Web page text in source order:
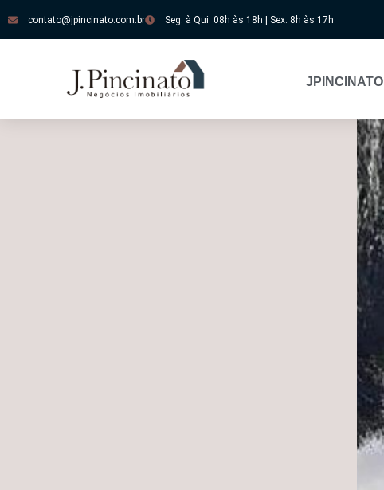
contato@jpincinato.com.br Seg. à Qui. 08h às 18h | Sex. 8h às 17h
JPINCINATO